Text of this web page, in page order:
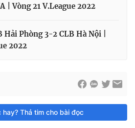
| Vòng 21 V.League 2022
Phòng 3-2 CLB Hà Nội |
2022
hay? Thả tim cho bài đọc